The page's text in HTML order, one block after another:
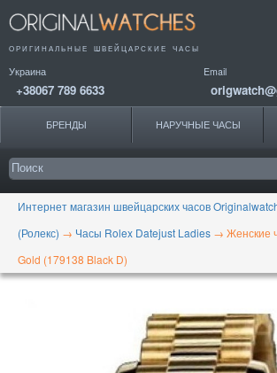
ОРИГИНАЛЬНЫЕ ШВЕЙЦАРСКИЕ ЧАСЫ
Украина
+38067 789 6633
Email
БРЕНДЫ НАРУЧНЫЕ ЧАСЫ
Интернет магазин швейцарских часов
(Ролекс) → Часы Rolex Datejust Ladies → Женские
Gold (179138 Black D)